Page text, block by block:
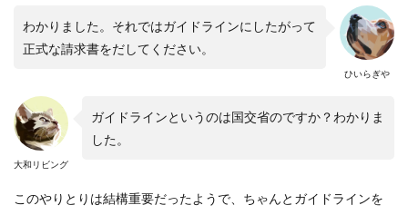
ひいらぎや
わかりました。それではガイドラインにしたがって
正式な請求書をだしてください。
大和リビング
ガイドラインというのは国交省のですか？わかりま
した。
このやりとりは結構重要だったようで、ちゃんとガイドラインを